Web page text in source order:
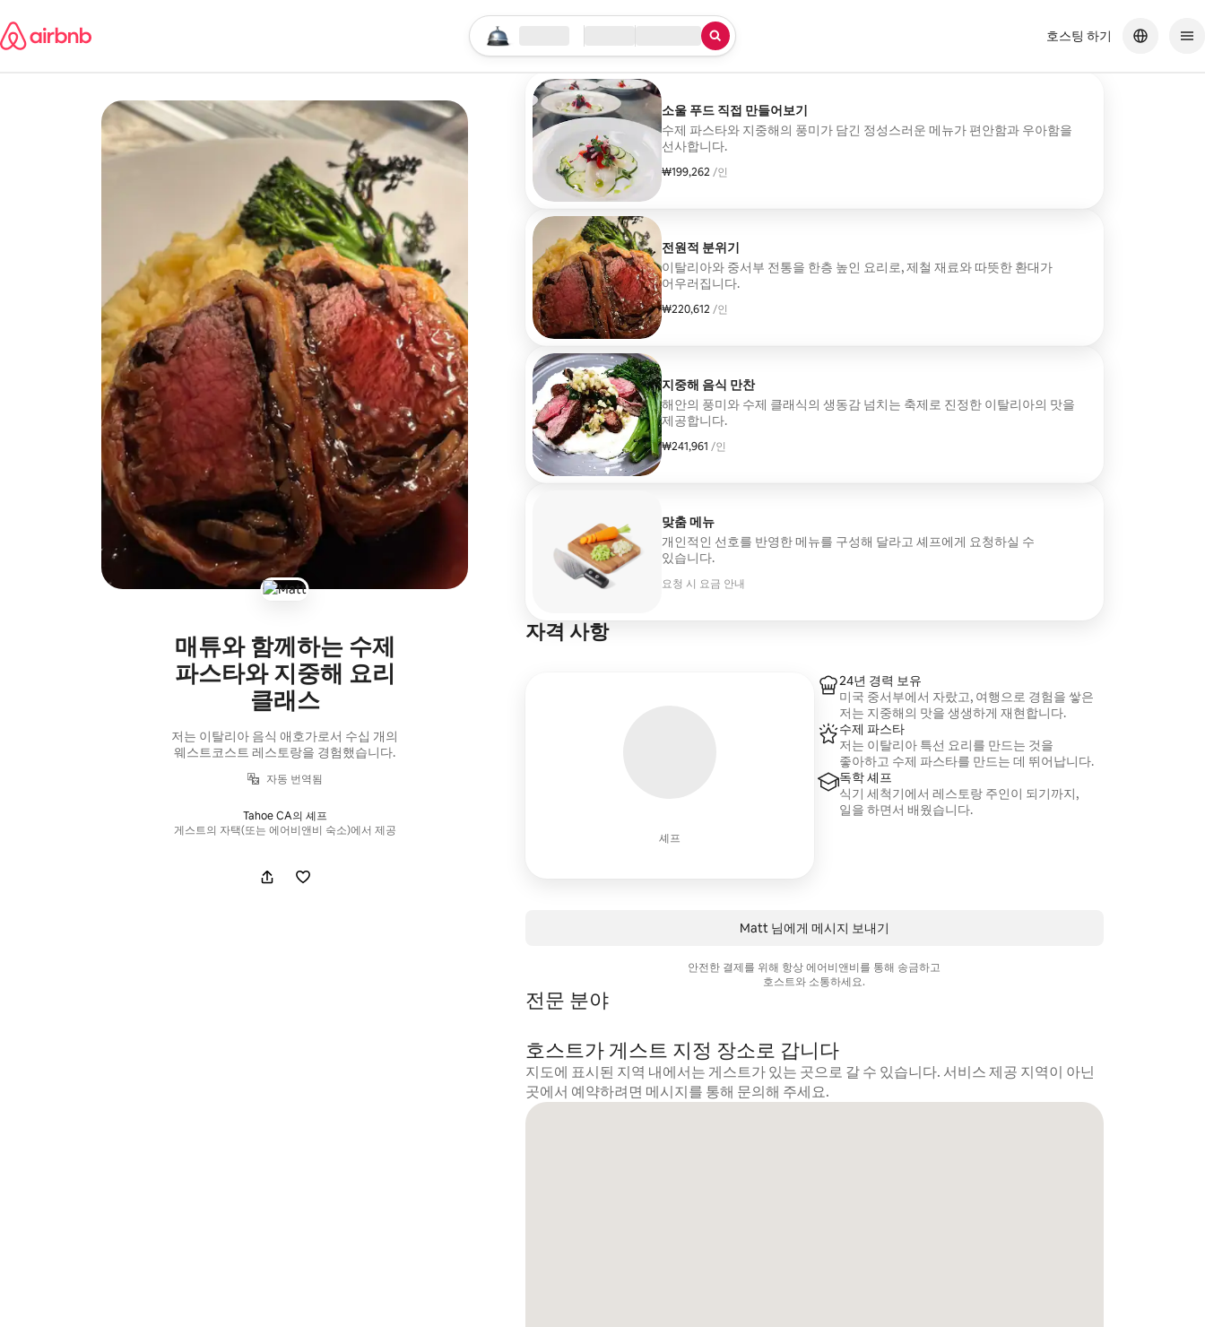
바로가기
검색 시작하기
위치 체크인/체크아웃 호스팅 하기
매튜와 함께하는 수제
파스타와 지중해 요리
클래스
저는 이탈리아 음식 애호가로서 수십 개의
웨스트코스트 레스토랑을 경험했습니다.
자동 번역됨
Tahoe CA의 셰프
게스트의 자택(또는 에어비앤비 숙소)에서 제공
소울 푸드 직접 만들어보기
수제 파스타와 지중해의 풍미가 담긴 정성스러운 메뉴가 편안함과 우아함을
선사합니다.
₩199,262 /인
1인당 ₩199,262
전원적 분위기
이탈리아와 중서부 전통을 한층 높인 요리로, 제철 재료와 따뜻한 환대가
어우러집니다.
₩220,612 /인
1인당 ₩220,612
지중해 음식 만찬
해안의 풍미와 수제 클래식의 생동감 넘치는 축제로 진정한 이탈리아의 맛을
제공합니다.
₩241,961 /인
1인당 ₩241,961
맞춤 메뉴
개인적인 선호를 반영한 메뉴를 구성해 달라고 셰프에게 요청하실 수
있습니다.
요청 시 요금 안내
자격 사항
셰프
24년 경력 보유
미국 중서부에서 자랐고, 여행으로 경험을 쌓은
저는 지중해의 맛을 생생하게 재현합니다.
수제 파스타
저는 이탈리아 특선 요리를 만드는 것을
좋아하고 수제 파스타를 만드는 데 뛰어납니다.
독학 셰프
식기 세척기에서 레스토랑 주인이 되기까지,
일을 하면서 배웠습니다.
Matt 님에게 메시지 보내기
안전한 결제를 위해 항상 에어비앤비를 통해 송금하고
호스트와 소통하세요.
전문 분야
호스트가 게스트 지정 장소로 갑니다
지도에 표시된 지역 내에서는 게스트가 있는 곳으로 갈 수 있습니다. 서비스 제공 지역이 아닌
곳에서 예약하려면 메시지를 통해 문의해 주세요.